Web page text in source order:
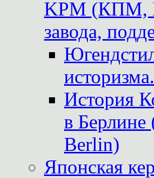
KPM (КПМ,
завода,
историзма.
История
в
Berlin)
Японская